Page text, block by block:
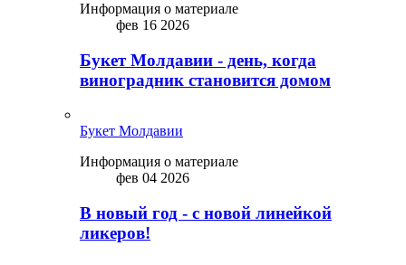
Информация о материале
фев 16 2026
Букет Молдавии - день, когда
виноградник становится домом
Букет Молдавии
Информация о материале
фев 04 2026
В новый год - с новой линейкой
ликepoв!